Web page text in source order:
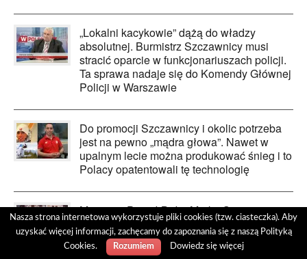
„Lokalni kacykowie” dążą do władzy
absolutnej. Burmistrz Szczawnicy musi
stracić oparcie w funkcjonariuszach policji.
Ta sprawa nadaje się do Komendy Głównej
Policji w Warszawie
Do promocji Szczawnicy i okolic potrzeba
jest na pewno „mądra głowa”. Nawet w
upalnym lecie można produkować śnieg i to
Polacy opatentowali tę technologię
Mecenas Paweł Bała: Marka Szczawnicy
jest wciąż słabo promowana i utrwalona w
świadomości Polaków
Nasza strona internetowa wykorzystuje pliki cookies (tzw. ciasteczka). Aby
uzyskać więcej informacji, zachęcamy do zapoznania się z naszą Polityką
Cookies.
Rozumiem Dowiedz się więcej